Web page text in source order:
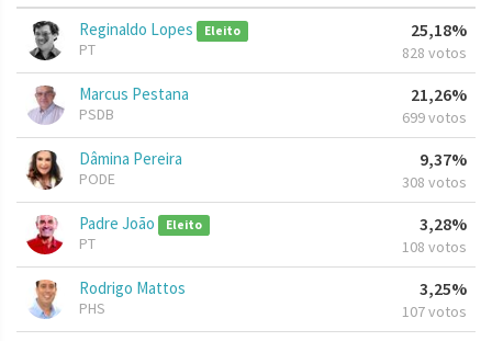
Reginaldo Lopes Eleito
PT
25,18%
828 votos
Marcus Pestana
PSDB
21,26%
699 votos
Dâmina Pereira
PODE
9,37%
308 votos
Padre João Eleito
PT
3,28%
108 votos
Rodrigo Mattos
PHS
3,25%
107 votos